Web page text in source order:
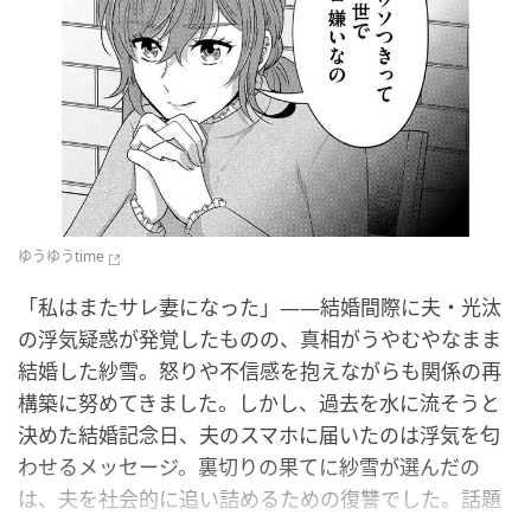
ゆうゆうtime
「私はまたサレ妻になった」――結婚間際に夫・光汰
の浮気疑惑が発覚したものの、真相がうやむやなまま
結婚した紗雪。怒りや不信感を抱えながらも関係の再
構築に努めてきました。しかし、過去を水に流そうと
決めた結婚記念日、夫のスマホに届いたのは浮気を匂
わせるメッセージ。裏切りの果てに紗雪が選んだの
は、夫を社会的に追い詰めるための復讐でした。話題